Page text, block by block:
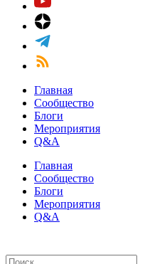
Главная
Сообщество
Блоги
Мероприятия
Q&A
Главная
Сообщество
Блоги
Мероприятия
Q&A